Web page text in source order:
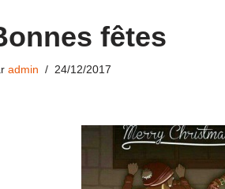
fêtes
admin 24/12/2017